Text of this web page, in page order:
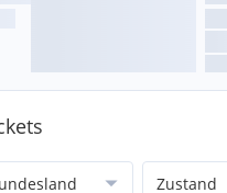
Zustand